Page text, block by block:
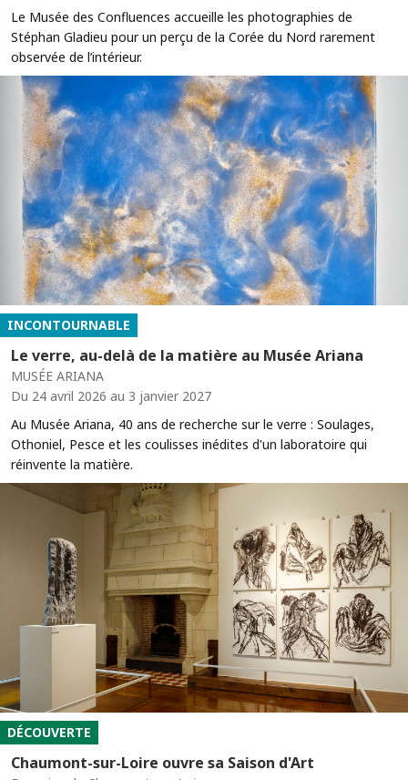
Le Musée des Confluences accueille les photographies de
Stéphan Gladieu pour un perçu de la Corée du Nord rarement
observée de l’intérieur.
INCONTOURNABLE
Le verre, au-delà de la matière au Musée Ariana
MUSÉE ARIANA
Du 24 avril 2026 au 3 janvier 2027
Au Musée Ariana, 40 ans de recherche sur le verre : Soulages,
Othoniel, Pesce et les coulisses inédites d'un laboratoire qui
réinvente la matière.
DÉCOUVERTE
Chaumont-sur-Loire ouvre sa Saison d'Art